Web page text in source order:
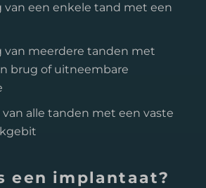
van een enkele tand met een
van meerdere tanden met
brug of uitneembare
alle tanden met een vaste
een implantaat?